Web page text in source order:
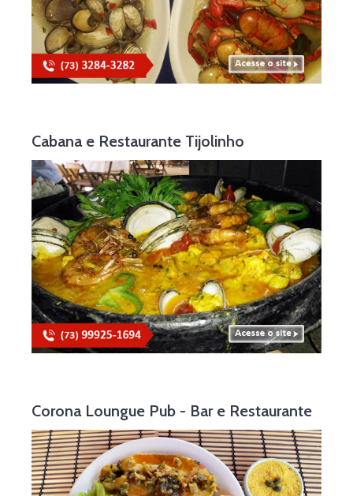
Cabana e Restaurante Tijolinho
Corona Loungue Pub - Bar e Restaurante